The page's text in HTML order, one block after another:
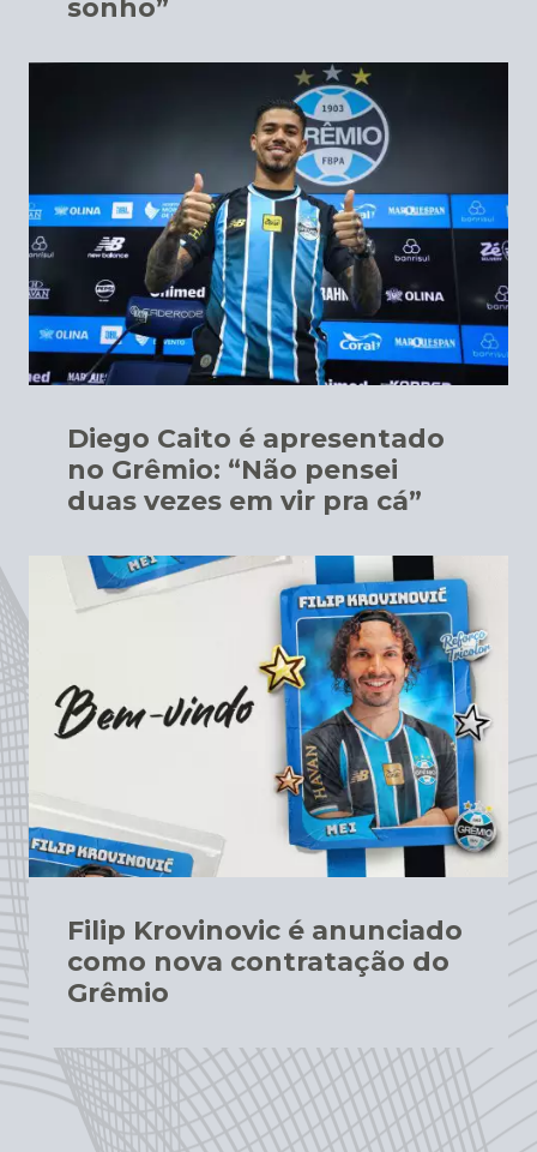
sonho”
Diego Caito é apresentado
no Grêmio: “Não pensei
duas vezes em vir pra cá”
Filip Krovinovic é anunciado
como nova contratação do
Grêmio